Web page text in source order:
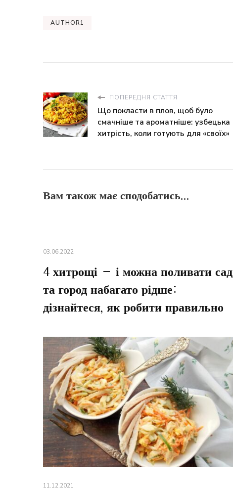
AUTHOR1
ПОПЕРЕДНЯ СТАТТЯ
Що покласти в плов, щоб було
смачніше та ароматніше: узбецька
хитрість, коли готують для «своїх»
Вам також має сподобатись...
03.06.2022
4 хитрощі – і можна поливати сад
та город набагато рідше:
дізнайтеся, як робити правильно
11.12.2021